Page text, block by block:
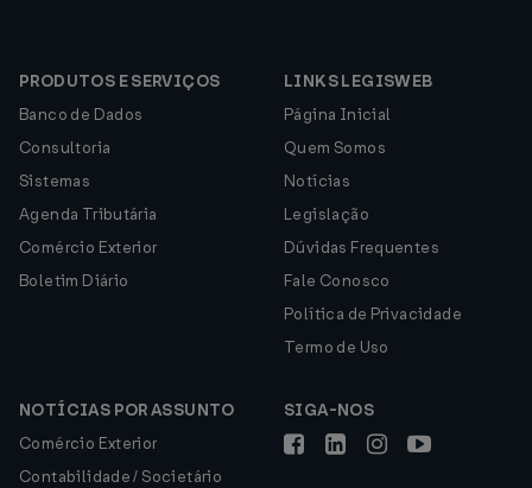
PRODUTOS E SERVIÇOS
Banco de Dados
Consultoria
Sistemas
Agenda Tributária
Comércio Exterior
Boletim Diário
LINKS LEGISWEB
Página Inicial
Quem Somos
Notícias
Legislação
Dúvidas Frequentes
Fale Conosco
Política de Privacidade
Termo de Uso
NOTÍCIAS POR ASSUNTO
Comércio Exterior
Contabilidade / Societário
SIGA-NOS